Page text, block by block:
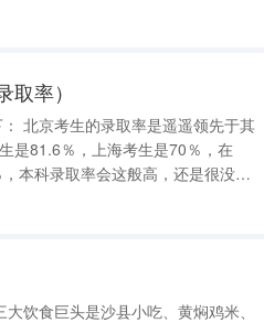
率）
是81.6％，上海考生是70％，在
饮食巨头是沙县小吃、黄焖鸡米、